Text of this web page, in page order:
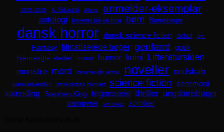
2025-2029 A. Silvestri Aliens anmelder-eksemplar
antologi baseret på en bog børn Børnebøger
dansk horror dansk science fiction debut dyr
Fantasy filmatiserede bøger genfærd
gotik
hjemsøgte steder
horror humor krimi Litteratursiden
monstre mord naturen går amok noveller ondskab
parallelverden psykologisk portræt science fiction seriemord
spænding Stephen King tegneserie thriller ungdomsbøger
vampyrer venskab
zombier